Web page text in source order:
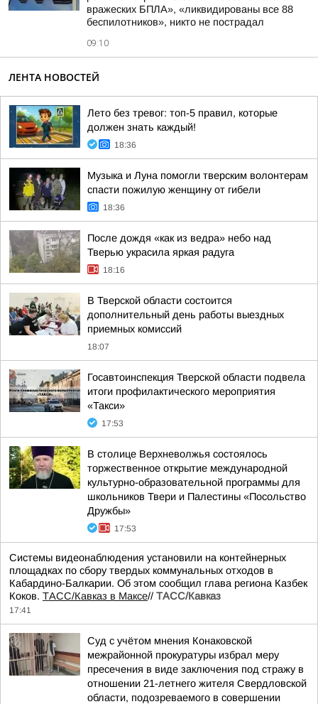
вражеских БПЛА», «ликвидированы все 88
беспилотников», никто не пострадал
09:10
ЛЕНТА НОВОСТЕЙ
Лето без тревог: топ-5 правил, которые
должен знать каждый!
18:36
Музыка и Луна помогли тверским волонтерам
спасти пожилую женщину от гибели
18:36
После дождя «как из ведра» небо над
Тверью украсила яркая радуга
18:16
В Тверской области состоится
дополнительный день работы выездных
приемных комиссий
18:07
Госавтоинспекция Тверской области подвела
итоги профилактического мероприятия
«Такси»
17:53
В столице Верхневолжья состоялось
торжественное открытие международной
культурно-образовательной программы для
школьников Твери и Палестины «Посольство
Дружбы»
17:53
Системы видеонаблюдения установили на контейнерных
площадках по сбору твердых коммунальных отходов в
Кабардино-Балкарии. Об этом сообщил глава региона Казбек
Коков. ТАСС/Кавказ в Максе// ТАСС/Кавказ
17:41
Суд с учётом мнения Конаковской
межрайонной прокуратуры избрал меру
пресечения в виде заключения под стражу в
отношении 21-летнего жителя Свердловской
области, подозреваемого в совершении